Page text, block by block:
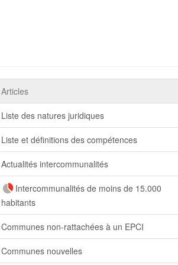
Articles
Liste des natures juridiques
Liste et définitions des compétences
Actualités intercommunalités
Intercommunalités de moins de 15.000
habitants
Communes non-rattachées à un EPCI
Communes nouvelles